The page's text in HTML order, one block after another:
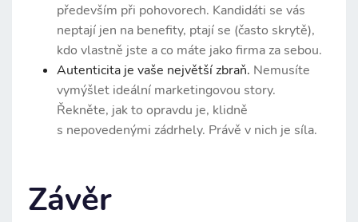
především při pohovorech. Kandidáti se vás
neptají jen na benefity, ptají se (často skrytě),
kdo vlastně jste a co máte jako firma za sebou.
Autenticita je vaše největší zbraň. Nemusíte
vymýšlet ideální marketingovou story.
Řekněte, jak to opravdu je, klidně
s nepovedenými zádrhely. Právě v nich je síla.
Závěr